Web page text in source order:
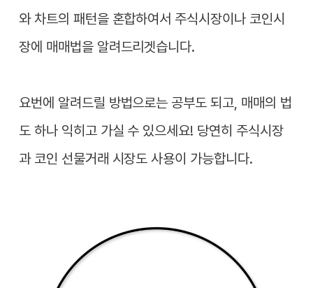
와 차트의 패턴을 혼합하여서 주식시장이나 코인시
장에 매매법을 알려드리겟습니다.
요번에 알려드릴 방법으로는 공부도 되고, 매매의 법
도 하나 익히고 가실 수 있으세요! 당연히 주식시장
과 코인 선물거래 시장도 사용이 가능합니다.